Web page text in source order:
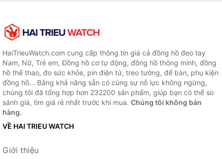
HaiTrieuWatch.com cung cấp thông tin giá cả đồng hồ đeo tay
Nam, Nữ, Trẻ em, Đồng hồ cơ tự động, đồng hồ thông minh, đồng
hồ thể thao, đo sức khỏe, pin điện tử, treo tường, để bàn, phụ kiện
đồng hồ... Bằng khả năng sẵn có cùng sự nỗ lực không ngừng,
chúng tôi đã tổng hợp hơn 232200 sản phẩm, giúp bạn có thể so
sánh giá, tìm giá rẻ nhất trước khi mua. Chúng tôi không bán
hàng.
VỀ HAI TRIEU WATCH
Giới thiệu